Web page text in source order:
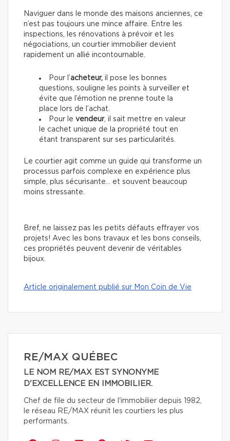
Naviguer dans le monde des maisons anciennes, ce
n’est pas toujours une mince affaire. Entre les
inspections, les rénovations à prévoir et les
négociations, un courtier immobilier devient
rapidement un allié incontournable.
Pour l’acheteur, il pose les bonnes
questions, souligne les points à surveiller et
évite que l’émotion ne prenne toute la
place lors de l’achat.
Pour le vendeur, il sait mettre en valeur
le cachet unique de la propriété tout en
étant transparent sur ses particularités.
Le courtier agit comme un guide qui transforme un
processus parfois complexe en expérience plus
simple, plus sécurisante… et souvent beaucoup
moins stressante.
Bref, ne laissez pas les petits défauts effrayer vos
projets! Avec les bons travaux et les bons conseils,
ces propriétés peuvent devenir de véritables
bijoux.
Article originalement publié sur Mon Coin de Vie
RE/MAX QUÉBEC
LE NOM RE/MAX EST SYNONYME
D'EXCELLENCE EN IMMOBILIER.
Chef de file du secteur de l'immobilier depuis 1982,
le réseau RE/MAX réunit les courtiers les plus
performants.